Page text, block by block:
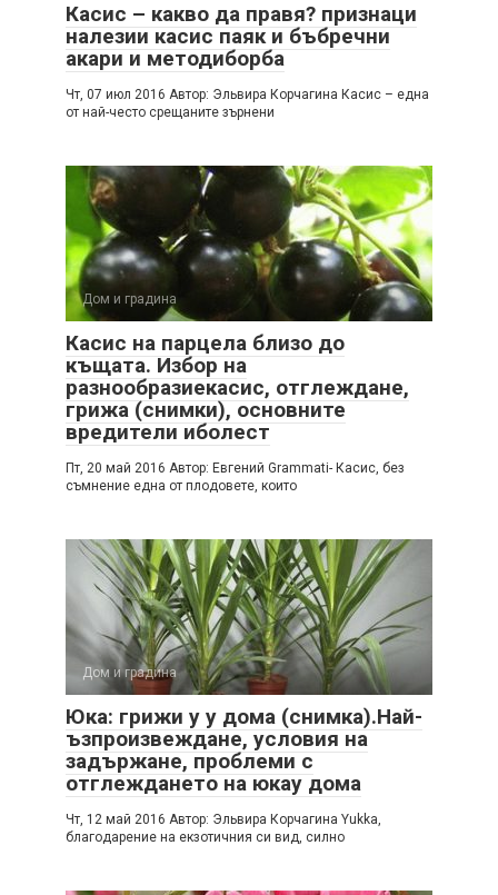
Касис – какво да правя? признаци
налезии касис паяк и бъбречни
акари и методиборба
Чт, 07 июл 2016 Автор: Эльвира Корчагина Касис – една
от най-често срещаните зърнени
Дом и градина
Касис на парцела близо до
къщата. Избор на
разнообразиекасис, отглеждане,
грижа (снимки), основните
вредители иболест
Пт, 20 май 2016 Автор: Евгений Grammati- Касис, без
съмнение една от плодовете, които
Дом и градина
Юка: грижи у у дома (снимка).Най-
ъзпроизвеждане, условия на
задържане, проблеми с
отглеждането на юкау дома
Чт, 12 май 2016 Автор: Эльвира Корчагина Yukka,
благодарение на екзотичния си вид, силно